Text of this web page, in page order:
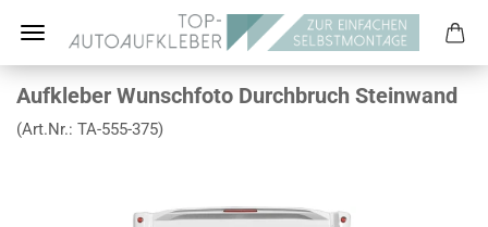
Aufkleber Wunschfoto Durchbruch Steinwand
(Art.Nr.: TA-555-375)